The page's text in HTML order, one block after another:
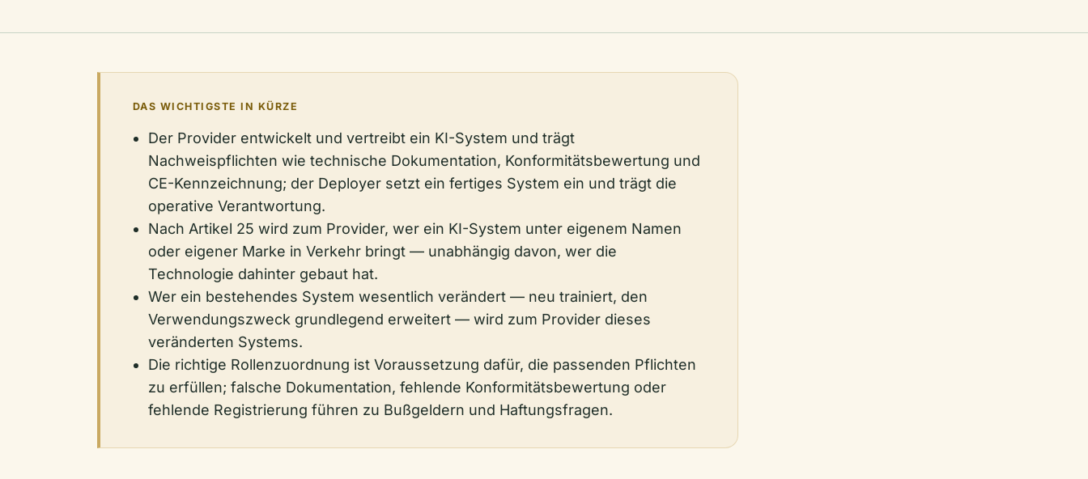
DAS WICHTIGSTE IN KÜRZE
Der Provider entwickelt und vertreibt ein KI-System und trägt
Nachweispflichten wie technische Dokumentation, Konformitätsbewertung und
CE-Kennzeichnung; der Deployer setzt ein fertiges System ein und trägt die
operative Verantwortung.
Nach Artikel 25 wird zum Provider, wer ein KI-System unter eigenem Namen
oder eigener Marke in Verkehr bringt — unabhängig davon, wer die
Technologie dahinter gebaut hat.
Wer ein bestehendes System wesentlich verändert — neu trainiert, den
Verwendungszweck grundlegend erweitert — wird zum Provider dieses
veränderten Systems.
Die richtige Rollenzuordnung ist Voraussetzung dafür, die passenden Pflichten
zu erfüllen; falsche Dokumentation, fehlende Konformitätsbewertung oder
fehlende Registrierung führen zu Bußgeldern und Haftungsfragen.